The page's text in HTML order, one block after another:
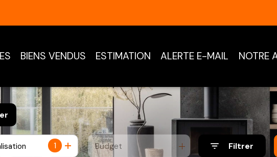
BIENS VENDUS ESTIMATION ALERTE E-MAIL NOTRE
1 Budget Filtrer